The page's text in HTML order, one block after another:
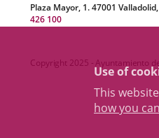
Use of
This
how you
Plaza Mayor, 1. 47001
426 100
Copyright 2025 - Ayuntamiento